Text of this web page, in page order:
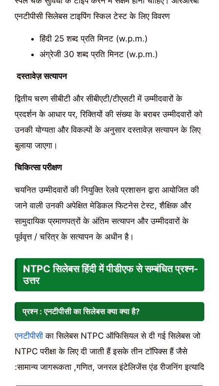
एनटीपीसी सिलेबस टाइपिंग स्किल टेस्ट के लिए विवरण
हिंदी 25 शब्द प्रति मिनट (w.p.m.)
अंग्रेजी 30 शब्द प्रति मिनट (w.p.m.)
दस्तावेज़ सत्यापन
द्वितीय चरण सीबीटी और सीबीएटी/टीएसटी में उम्मीदवारों के
प्रदर्शन के आधार पर, रिक्तियों की संख्या के बराबर उम्मीदवारों को
उनकी योग्यता और विकल्पों के अनुसार दस्तावेज़ सत्यापन के लिए
बुलाया जाएगा।
चिकित्सा परीक्षण
चयनित उम्मीदवारों की नियुक्ति रेलवे प्रशासन द्वारा आयोजित की
जाने वाली उनकी अपेक्षित मेडिकल फिटनेस टेस्ट, शैक्षिक और
सामुदायिक प्रमाणपत्रों के अंतिम सत्यापन और उम्मीदवारों के
पूर्ववृत्त / चरित्र के सत्यापन के अधीन है।
NTPC सिलेबस हिंदी में पीडीएफ से सम्बंधित प्रश्न-
उत्तर
प्रश्न : एनटीपीसी का सिलेबस क्या क्या है?
एनटीपीसी का सिलेबस NTPC ऑफिसियल से दी गई सिलेबस जो
NTPC परीक्षा के लिए दी जाती हैं इसके तीन टॉपिक्स हैं जैसे
:सामान्य जागरूकता ,गणित, जनरल इंटेलिजेंस एंड रीजनिंग इत्यादि